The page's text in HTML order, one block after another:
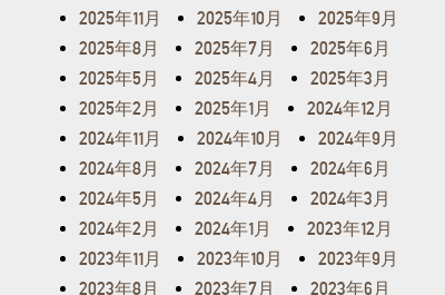
2025年11月
2025年10月
2025年9月
2025年8月
2025年7月
2025年6月
2025年5月
2025年4月
2025年3月
2025年2月
2025年1月
2024年12月
2024年11月
2024年10月
2024年9月
2024年8月
2024年7月
2024年6月
2024年5月
2024年4月
2024年3月
2024年2月
2024年1月
2023年12月
2023年11月
2023年10月
2023年9月
2023年8月
2023年7月
2023年6月